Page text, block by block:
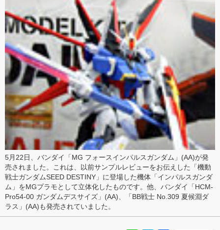
5月22日、バンダイ「MG フォースインパルスガンダム 」(AA)が発
売されました。これは、以前サンプルレビューをお伝えした「機動
戦士ガンダムSEED DESTINY 」に登場した機体「インパルスガンダ
ム」をMGプラモとして立体化したものです。他、バンダイ「HCM-
Pro54-00 ガンダムデスサイズ 」(AA)、「BB戦士 No.309 夏候淵ダ
ラス 」(AA)も発売されていました。